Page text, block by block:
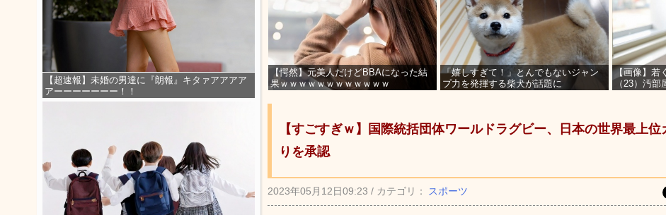
【超速報】未婚の男達に『朗報』キタァアアアア
アーーーーーーー！！
【愕然】元美人だけどBBAになった結
果ｗｗｗｗｗｗｗｗｗｗｗｗ
「嬉しすぎて！」とんでもないジャン
プ力を発揮する柴犬が話題に
【画像】若
（23）汚
【すごすぎｗ】国際統括団体ワールドラグビー、日本の世界最上位
りを承認
2023年05月12日09:23 / カテゴリ： スポーツ